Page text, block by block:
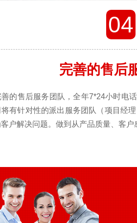
04
完善的售后
的售后服务团队，全年7*24小时电
有针对性的派出服务团队（项目经
户解决问题。做到从产品质量、客